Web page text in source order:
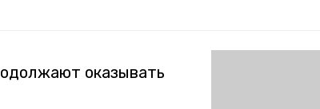
оказывать